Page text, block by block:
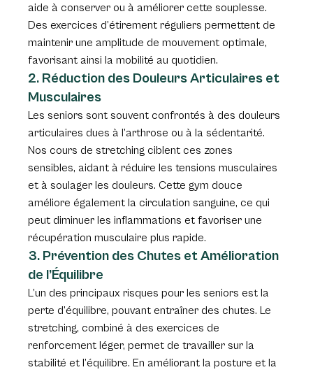
aide à conserver ou à améliorer cette souplesse.
Des exercices d’étirement réguliers permettent de
maintenir une amplitude de mouvement optimale,
favorisant ainsi la mobilité au quotidien.
2. Réduction des Douleurs Articulaires et
Musculaires
Les seniors sont souvent confrontés à des douleurs
articulaires dues à l’arthrose ou à la sédentarité.
Nos cours de stretching ciblent ces zones
sensibles, aidant à réduire les tensions musculaires
et à soulager les douleurs. Cette gym douce
améliore également la circulation sanguine, ce qui
peut diminuer les inflammations et favoriser une
récupération musculaire plus rapide.
3. Prévention des Chutes et Amélioration
de l’Équilibre
L’un des principaux risques pour les seniors est la
perte d’équilibre, pouvant entraîner des chutes. Le
stretching, combiné à des exercices de
renforcement léger, permet de travailler sur la
stabilité et l’équilibre. En améliorant la posture et la